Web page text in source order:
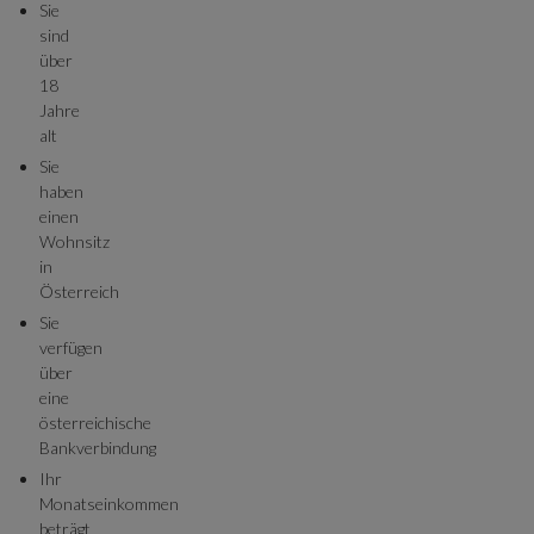
Sie
sind
über
18
Jahre
alt
Sie
haben
einen
Wohnsitz
in
Österreich
Sie
verfügen
über
eine
österreichische
Bankverbindung
Ihr
Monatseinkommen
beträgt